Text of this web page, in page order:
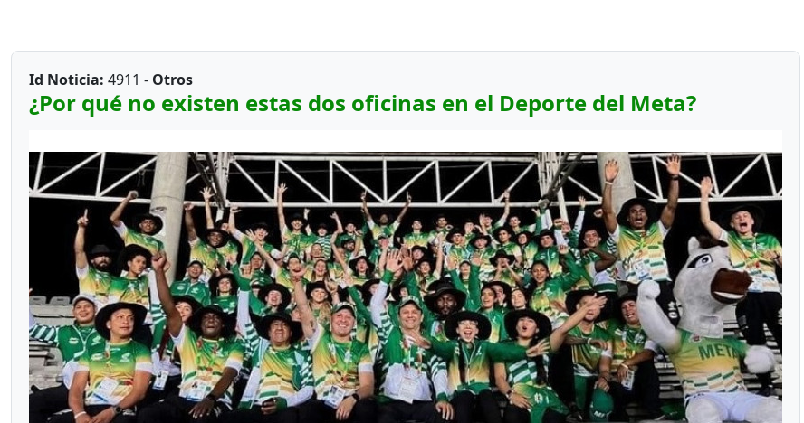
Id Noticia: 4911 - Otros
¿Por qué no existen estas dos oficinas en el Deporte del Meta?